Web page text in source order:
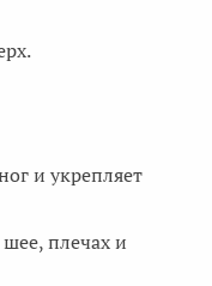
и укрепляет
шее, плечах и